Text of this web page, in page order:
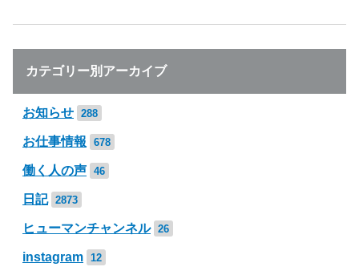
カテゴリー別アーカイブ
お知らせ 288
お仕事情報 678
働く人の声 46
日記 2873
ヒューマンチャンネル 26
instagram 12